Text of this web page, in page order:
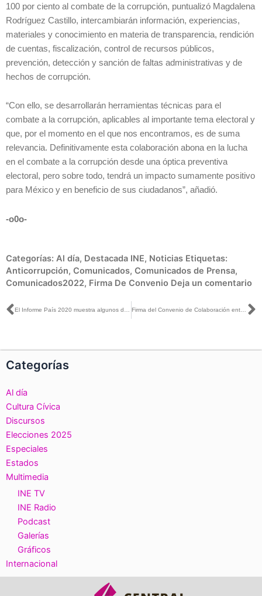
100 por ciento al combate de la corrupción, puntualizó Magdalena
Rodríguez Castillo, intercambiarán información, experiencias,
materiales y conocimiento en materia de transparencia, rendición
de cuentas, fiscalización, control de recursos públicos,
prevención, detección y sanción de faltas administrativas y de
hechos de corrupción.
“Con ello, se desarrollarán herramientas técnicas para el
combate a la corrupción, aplicables al importante tema electoral y
que, por el momento en el que nos encontramos, es de suma
relevancia. Definitivamente esta colaboración abona en la lucha
en el combate a la corrupción desde una óptica preventiva
electoral, pero sobre todo, tendrá un impacto sumamente positivo
para México y en beneficio de sus ciudadanos”, añadió.
-o0o-
Categorías: Al día, Destacada INE, Noticias Etiquetas:
Anticorrupción, Comunicados, Comunicados de Prensa,
Comunicados2022, Firma De Convenio Deja un comentario
Ant Firma del Convenio de Colaboración entre el Instituto Nacional Electoral y La Secretaría Ejecutiva del Sistema Nacional Anticorrupción.
Categorías
Al día
Cultura Cívica
Discursos
Elecciones 2025
Especiales
Estados
Multimedia
INE TV
INE Radio
Podcast
Galerías
Gráficos
Internacional